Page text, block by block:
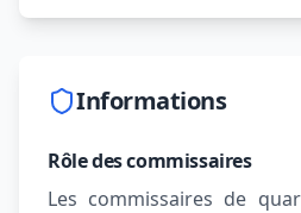
Informations
Rôle des commissaires
Les commissaires de